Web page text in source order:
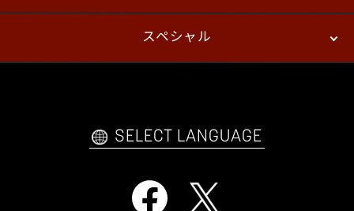
プレイヤーズ
スペシャル
自己紹介カードメーカー アーケード
SELECT LANGUAGE